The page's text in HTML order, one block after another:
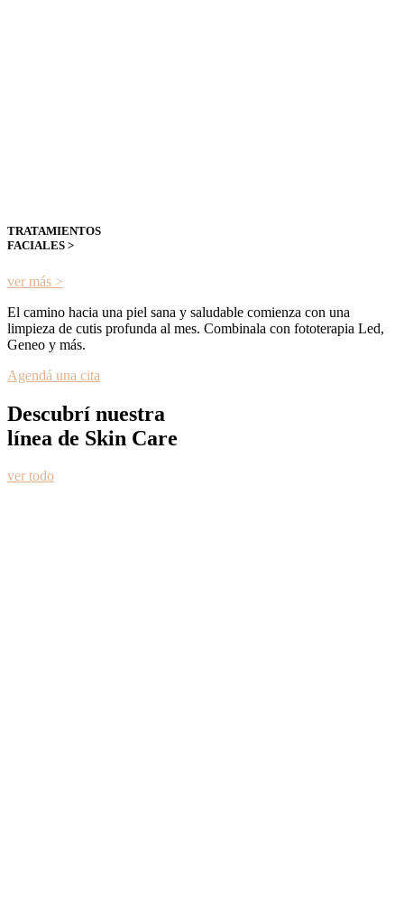
TRATAMIENTOS
FACIALES >
ver más >
El camino hacia una piel sana y saludable comienza con una
limpieza de cutis profunda al mes. Combinala con fototerapia Led,
Geneo y más.
Agendá una cita
Descubrí nuestra
línea de Skin Care
ver todo